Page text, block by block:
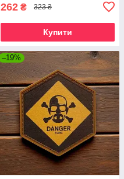
262 ₴ 323 ₴
Купити
–19%